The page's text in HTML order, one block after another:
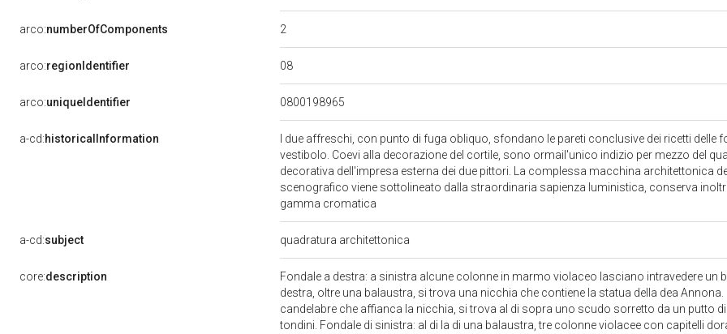
arco:numberOfComponents 2
arco:regionIdentifier 08
arco:uniqueIdentifier 0800198965
a-cd:historicalInformation
I due affreschi, con punto di fuga obliquo, sfondano le pareti conclusive dei ricetti delle
vestibolo. Coevi alla decorazione del cortile, sono ormail'unico indizio per mezzo del
decorativa dell'impresa esterna dei due pittori. La complessa macchina architettonica
scenografico viene sottolineato dalla straordinaria sapienza luministica, conserva
gamma cromatica
a-cd:subject quadratura architettonica
core:description
Fondale a destra: a sinistra alcune colonne in marmo violaceo lasciano intravedere un
destra, oltre una balaustra, si trova una nicchia che contiene la statua della dea Annona.
candelabre che affianca la nicchia, si trova al di sopra uno scudo sorretto da un putto
tondini. Fondale di sinistra: al di la di una balaustra, tre colonne violacee con capitelli